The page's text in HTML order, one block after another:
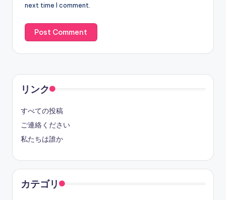
next time I comment.
リンク
すべての投稿
ご連絡ください
私たちは誰か
カテゴリ